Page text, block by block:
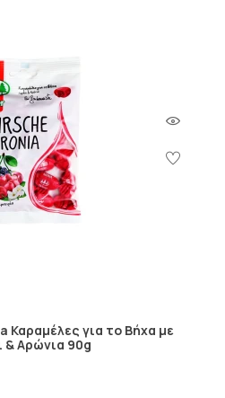
Καραμέλες για το Bήχα με
& Αρώνια 90g